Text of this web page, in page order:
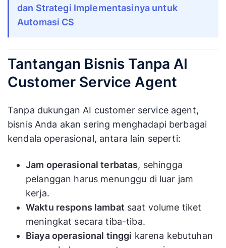
dan Strategi Implementasinya untuk
Automasi CS
Tantangan Bisnis Tanpa AI
Customer Service Agent
Tanpa dukungan AI customer service agent,
bisnis Anda akan sering menghadapi berbagai
kendala operasional, antara lain seperti:
Jam operasional terbatas, sehingga
pelanggan harus menunggu di luar jam
kerja.
Waktu respons lambat saat volume tiket
meningkat secara tiba-tiba.
Biaya operasional tinggi karena kebutuhan